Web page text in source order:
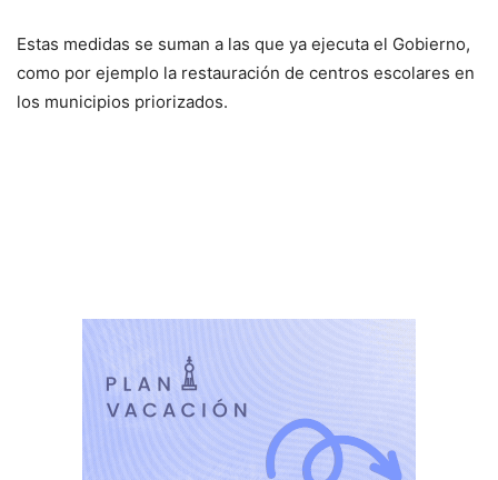
Estas medidas se suman a las que ya ejecuta el Gobierno,
como por ejemplo la restauración de centros escolares en
los municipios priorizados.